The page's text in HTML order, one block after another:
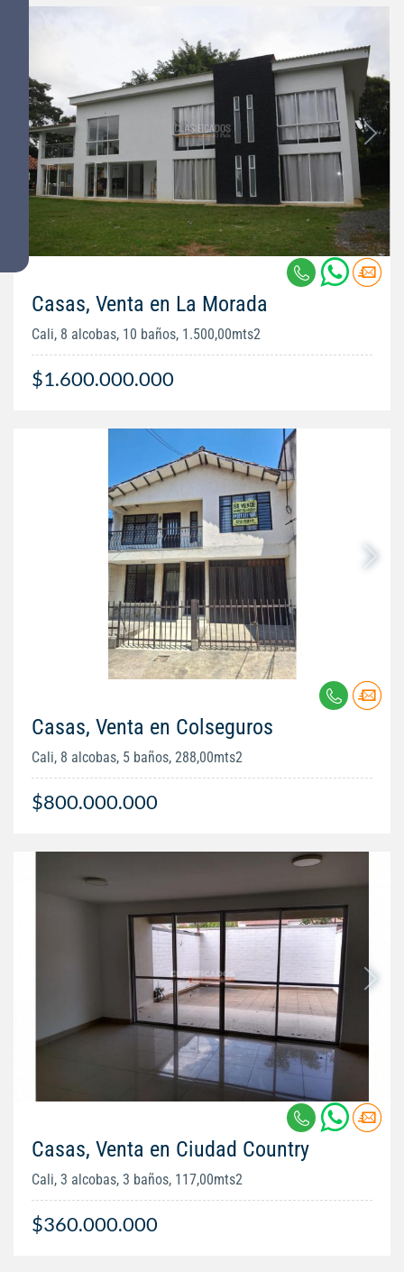
Casas, Venta en La Morada
Cali, 8 alcobas, 10 baños, 1.500,00mts2
$1.600.000.000
Casas, Venta en Colseguros
Cali, 8 alcobas, 5 baños, 288,00mts2
$800.000.000
Casas, Venta en Ciudad Country
Cali, 3 alcobas, 3 baños, 117,00mts2
$360.000.000